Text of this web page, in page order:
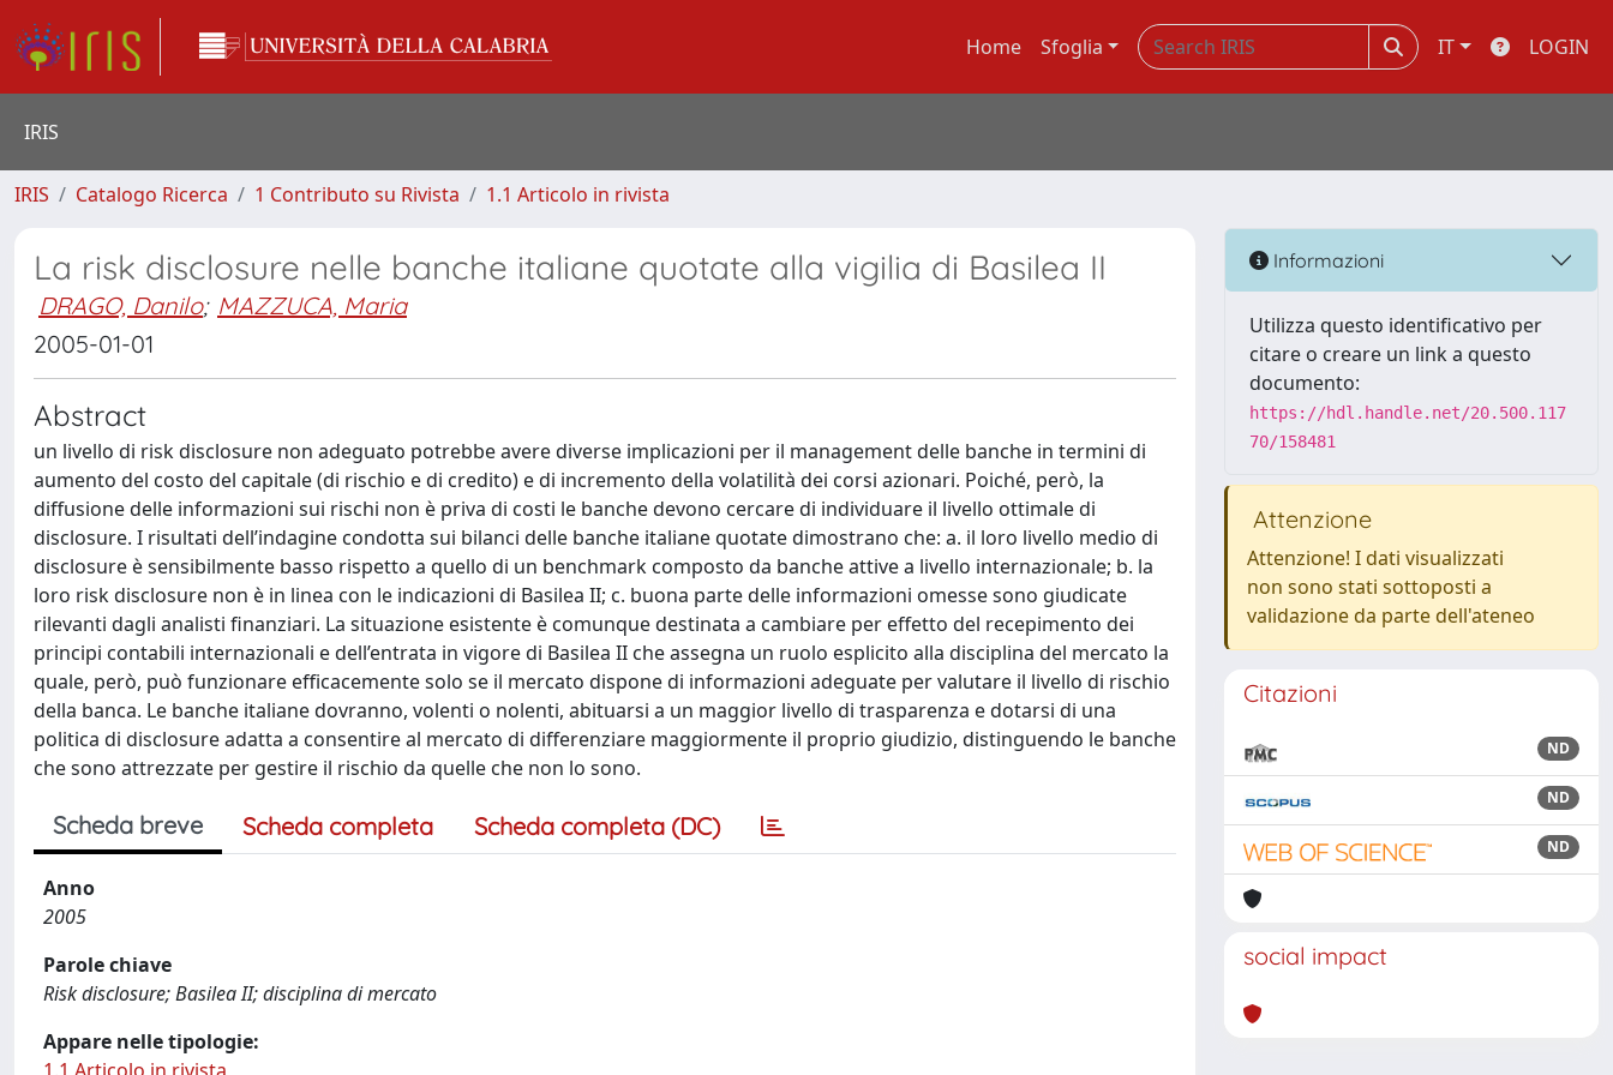
Home Sfoglia IT LOGIN
IRIS
IRIS Catalogo Ricerca 1 Contributo su Rivista 1.1 Articolo in rivista
La risk disclosure nelle banche italiane quotate alla vigilia di Basilea II
DRAGO, Danilo; MAZZUCA, Maria
2005-01-01
Abstract
un livello di risk disclosure non adeguato potrebbe avere diverse implicazioni per il management delle banche in termini di
aumento del costo del capitale (di rischio e di credito) e di incremento della volatilità dei corsi azionari. Poiché, però, la
diffusione delle informazioni sui rischi non è priva di costi le banche devono cercare di individuare il livello ottimale di
disclosure. I risultati dell’indagine condotta sui bilanci delle banche italiane quotate dimostrano che: a. il loro livello medio di
disclosure è sensibilmente basso rispetto a quello di un benchmark composto da banche attive a livello internazionale; b. la
loro risk disclosure non è in linea con le indicazioni di Basilea II; c. buona parte delle informazioni omesse sono giudicate
rilevanti dagli analisti finanziari. La situazione esistente è comunque destinata a cambiare per effetto del recepimento dei
principi contabili internazionali e dell’entrata in vigore di Basilea II che assegna un ruolo esplicito alla disciplina del mercato la
quale, però, può funzionare efficacemente solo se il mercato dispone di informazioni adeguate per valutare il livello di rischio
della banca. Le banche italiane dovranno, volenti o nolenti, abituarsi a un maggior livello di trasparenza e dotarsi di una
politica di disclosure adatta a consentire al mercato di differenziare maggiormente il proprio giudizio, distinguendo le banche
che sono attrezzate per gestire il rischio da quelle che non lo sono.
Scheda breve Scheda completa Scheda completa (DC)
Anno
2005
Parole chiave
Risk disclosure; Basilea II; disciplina di mercato
Appare nelle tipologie:
Informazioni
Utilizza questo identificativo per
citare o creare un link a questo
documento:
https://hdl.handle.net/20.500.117
70/158481
Attenzione
Attenzione! I dati visualizzati
non sono stati sottoposti a
validazione da parte dell'ateneo
Citazioni
ND
ND
ND
social impact